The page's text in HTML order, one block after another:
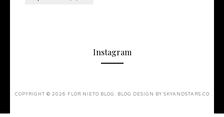
Instagram
COPYRIGHT © 2026 FLOR NIETO BLOG . BLOG DESIGN BY SKYANDSTARS.CO